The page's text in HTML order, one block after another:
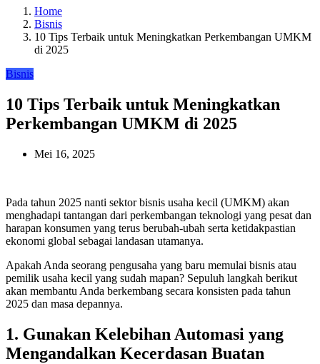
Home
Bisnis
10 Tips Terbaik untuk Meningkatkan Perkembangan UMKM
di 2025
Bisnis
10 Tips Terbaik untuk Meningkatkan
Perkembangan UMKM di 2025
Mei 16, 2025
Pada tahun 2025 nanti sektor bisnis usaha kecil (UMKM) akan
menghadapi tantangan dari perkembangan teknologi yang pesat dan
harapan konsumen yang terus berubah-ubah serta ketidakpastian
ekonomi global sebagai landasan utamanya.
Apakah Anda seorang pengusaha yang baru memulai bisnis atau
pemilik usaha kecil yang sudah mapan? Sepuluh langkah berikut
akan membantu Anda berkembang secara konsisten pada tahun
2025 dan masa depannya.
1. Gunakan Kelebihan Automasi yang
Mengandalkan Kecerdasan Buatan